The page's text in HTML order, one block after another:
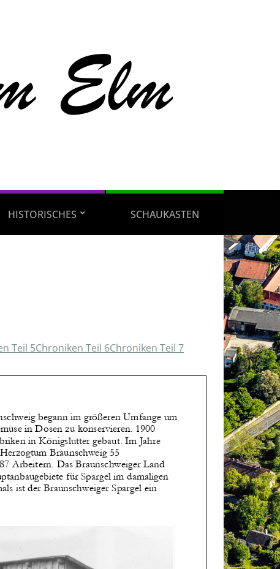
HISTORISCHES SCHAUKASTEN
Teil 5Chroniken Teil 6Chroniken Teil 7